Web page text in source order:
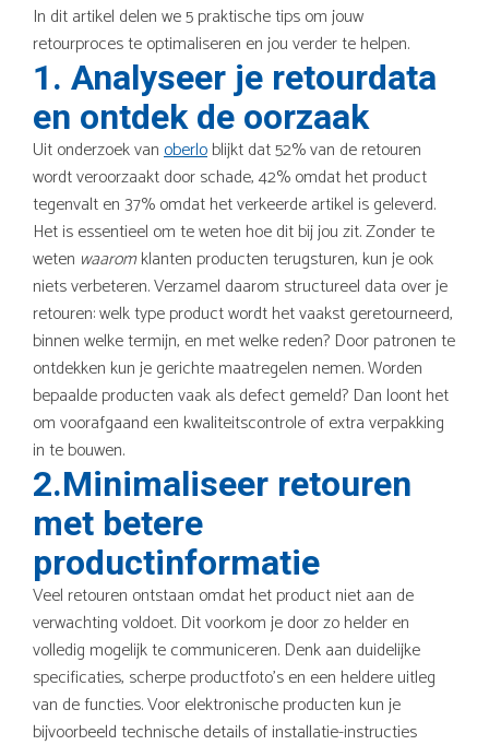
In dit artikel delen we 5 praktische tips om jouw
retourproces te optimaliseren en jou verder te helpen.
1. Analyseer je retourdata
en ontdek de oorzaak
Uit onderzoek vanoberloblijkt dat 52% van de retouren
wordt veroorzaakt door schade, 42% omdat het product
tegenvalt en 37% omdat het verkeerde artikel is geleverd.
Het is essentieel om te weten hoe dit bij jou zit. Zonder te
weten waaromklanten producten terugsturen, kun je ook
niets verbeteren. Verzamel daarom structureel data over je
retouren: welk type product wordt het vaakst geretourneerd,
binnen welke termijn, en met welke reden? Door patronen te
ontdekken kun je gerichte maatregelen nemen. Worden
bepaalde producten vaak als defect gemeld? Dan loont het
om voorafgaand een kwaliteitscontrole of extra verpakking
in te bouwen.
2.Minimaliseer retouren
met betere
productinformatie
Veel retouren ontstaan omdat het product niet aan de
verwachting voldoet. Dit voorkom je door zo helder en
volledig mogelijk te communiceren. Denk aan duidelijke
specificaties, scherpe productfoto’s en een heldere uitleg
van de functies. Voor elektronische producten kun je
bijvoorbeeld technische details of installatie-instructies